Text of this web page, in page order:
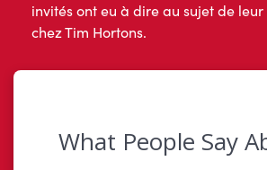
invités ont eu à dire au sujet de
chez Tim Hortons.